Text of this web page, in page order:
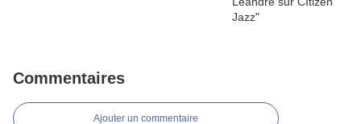
Commentaires
Ajouter un commentaire